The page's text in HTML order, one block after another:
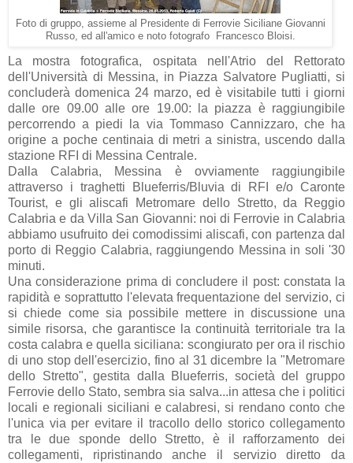
Foto di gruppo, assieme al Presidente di Ferrovie Siciliane Giovanni
Russo, ed all'amico e noto fotografo Francesco Bloisi.
La mostra fotografica, ospitata nell'Atrio del Rettorato
dell'Università di Messina, in Piazza Salvatore Pugliatti, si
concluderà domenica 24 marzo, ed è visitabile tutti i giorni
dalle ore 09.00 alle ore 19.00: la piazza è raggiungibile
percorrendo a piedi la via Tommaso Cannizzaro, che ha
origine a poche centinaia di metri a sinistra, uscendo dalla
stazione RFI di Messina Centrale.
Dalla Calabria, Messina è ovviamente raggiungibile
attraverso i traghetti Blueferris/Bluvia di RFI e/o Caronte
Tourist, e gli aliscafi Metromare dello Stretto, da Reggio
Calabria e da Villa San Giovanni: noi di Ferrovie in Calabria
abbiamo usufruito dei comodissimi aliscafi, con partenza dal
porto di Reggio Calabria, raggiungendo Messina in soli '30
minuti.
Una considerazione prima di concludere il post: constata la
rapidità e soprattutto l'elevata frequentazione del servizio, ci
si chiede come sia possibile mettere in discussione una
simile risorsa, che garantisce la continuità territoriale tra la
costa calabra e quella siciliana: scongiurato per ora il rischio
di uno stop dell'esercizio, fino al 31 dicembre la "Metromare
dello Stretto", gestita dalla Blueferris, società del gruppo
Ferrovie dello Stato, sembra sia salva...in attesa che i politici
locali e regionali siciliani e calabresi, si rendano conto che
l'unica via per evitare il tracollo dello storico collegamento
tra le due sponde dello Stretto, è il rafforzamento dei
collegamenti, ripristinando anche il servizio diretto da